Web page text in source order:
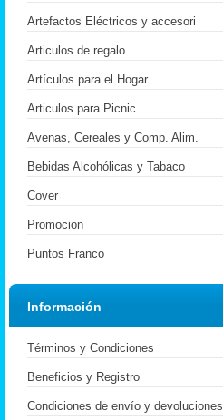
Artefactos Eléctricos y accesori
Articulos de regalo
Artículos para el Hogar
Articulos para Picnic
Avenas, Cereales y Comp. Alim.
Bebidas Alcohólicas y Tabaco
Cover
Promocion
Puntos Franco
Información
Términos y Condiciones
Beneficios y Registro
Condiciones de envío y devoluciones